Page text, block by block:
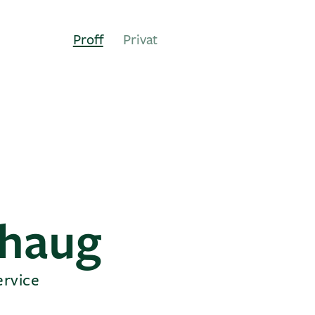
Proff Privat